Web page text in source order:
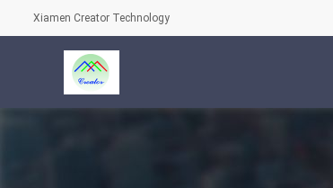
Xiamen Creator Technology